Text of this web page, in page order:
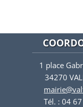
1 place
34270
Tél. : 04